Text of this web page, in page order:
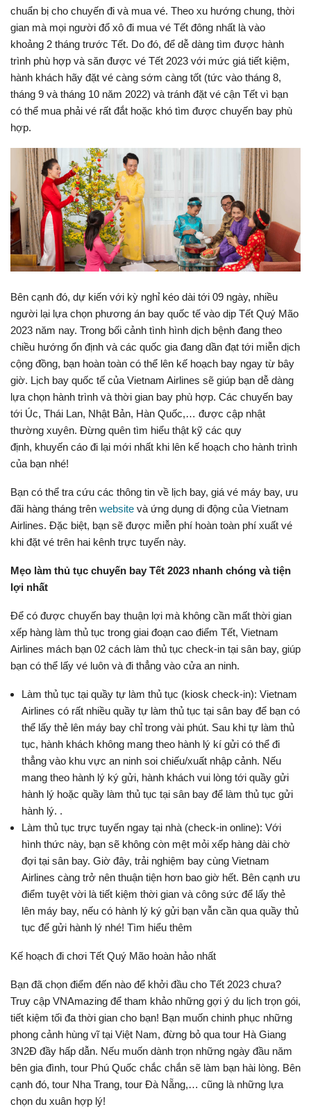
chuẩn bị cho chuyến đi và mua vé. Theo xu hướng chung, thời
gian mà mọi người đổ xô đi mua vé Tết đông nhất là vào
khoảng 2 tháng trước Tết. Do đó, để dễ dàng tìm được hành
trình phù hợp và săn được vé Tết 2023 với mức giá tiết kiệm,
hành khách hãy đặt vé càng sớm càng tốt (tức vào tháng 8,
tháng 9 và tháng 10 năm 2022) và tránh đặt vé cận Tết vì bạn
có thể mua phải vé rất đắt hoặc khó tìm được chuyến bay phù
hợp.
Bên cạnh đó, dự kiến với kỳ nghỉ kéo dài tới 09 ngày, nhiều
người lại lựa chọn phương án bay quốc tế vào dịp Tết Quý Mão
2023 năm nay. Trong bối cảnh tình hình dịch bệnh đang theo
chiều hướng ổn định và các quốc gia đang dần đạt tới miễn dịch
cộng đồng, bạn hoàn toàn có thể lên kế hoạch bay ngay từ bây
giờ. Lịch bay quốc tế của Vietnam Airlines sẽ giúp bạn dễ dàng
lựa chọn hành trình và thời gian bay phù hợp. Các chuyến bay
tới Úc, Thái Lan, Nhật Bản, Hàn Quốc,… được cập nhật
thường xuyên. Đừng quên tìm hiểu thật kỹ các quy
định, khuyến cáo đi lại mới nhất khi lên kế hoạch cho hành trình
của bạn nhé!
Bạn có thể tra cứu các thông tin về lịch bay, giá vé máy bay, ưu
đãi hàng tháng trên website và ứng dụng di động của Vietnam
Airlines. Đặc biệt, bạn sẽ được miễn phí hoàn toàn phí xuất vé
khi đặt vé trên hai kênh trực tuyến này.
Mẹo làm thủ tục chuyến bay Tết 2023 nhanh chóng và tiện
lợi nhất
Để có được chuyến bay thuận lợi mà không cần mất thời gian
xếp hàng làm thủ tục trong giai đoạn cao điểm Tết, Vietnam
Airlines mách bạn 02 cách làm thủ tục check-in tại sân bay, giúp
bạn có thể lấy vé luôn và đi thẳng vào cửa an ninh.
Làm thủ tục tại quầy tự làm thủ tục (kiosk check-in): Vietnam
Airlines có rất nhiều quầy tự làm thủ tục tại sân bay để bạn có
thể lấy thẻ lên máy bay chỉ trong vài phút. Sau khi tự làm thủ
tục, hành khách không mang theo hành lý kí gửi có thể đi
thẳng vào khu vực an ninh soi chiếu/xuất nhập cảnh. Nếu
mang theo hành lý ký gửi, hành khách vui lòng tới quầy gửi
hành lý hoặc quầy làm thủ tục tại sân bay để làm thủ tục gửi
hành lý. .
Làm thủ tục trực tuyến ngay tại nhà (check-in online): Với
hình thức này, bạn sẽ không còn mệt mỏi xếp hàng dài chờ
đợi tại sân bay. Giờ đây, trải nghiệm bay cùng Vietnam
Airlines càng trở nên thuận tiện hơn bao giờ hết. Bên cạnh ưu
điểm tuyệt vời là tiết kiệm thời gian và công sức để lấy thẻ
lên máy bay, nếu có hành lý ký gửi bạn vẫn cần qua quầy thủ
tục để gửi hành lý nhé! Tìm hiểu thêm
Kế hoạch đi chơi Tết Quý Mão hoàn hảo nhất
Bạn đã chọn điểm đến nào để khởi đầu cho Tết 2023 chưa?
Truy cập VNAmazing để tham khảo những gợi ý du lịch trọn gói,
tiết kiệm tối đa thời gian cho bạn! Bạn muốn chinh phục những
phong cảnh hùng vĩ tại Việt Nam, đừng bỏ qua tour Hà Giang
3N2Đ đầy hấp dẫn. Nếu muốn dành trọn những ngày đầu năm
bên gia đình, tour Phú Quốc chắc chắn sẽ làm bạn hài lòng. Bên
cạnh đó, tour Nha Trang, tour Đà Nẵng,… cũng là những lựa
chọn du xuân hợp lý!